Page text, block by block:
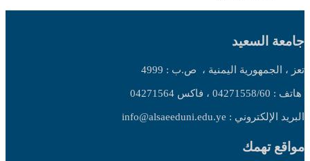
جامعة السعيد
تعز ، الجمهورية اليمنية ، ص.ب : 4999
هاتف : 04271558/60 ، فاكس 04271564
البريد الإلكتروني : info@alsaeeduni.edu.ye
مواقع تهمك